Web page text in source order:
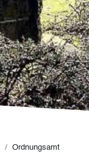
Ordnungsamt